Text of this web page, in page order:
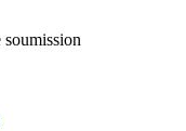
soumission